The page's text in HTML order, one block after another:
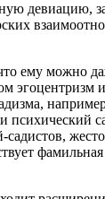
девиацию,
ему можно
эгоцентризм